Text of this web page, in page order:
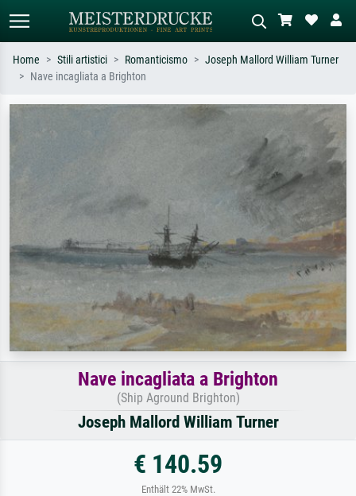
Monet, Notte stellata,
Descrivi la scena – es. prato verde,
astratto con molto rosso, dipinto a
olio scuro, nudo in piedi vicino a un
Home Stili artistici Romanticismo
Joseph Mallord William Turner
Nave incagliata a Brighton
Nave incagliata a Brighton
(Ship Aground Brighton)
Joseph Mallord William Turner
€ 140.59
Enthält 22% MwSt.